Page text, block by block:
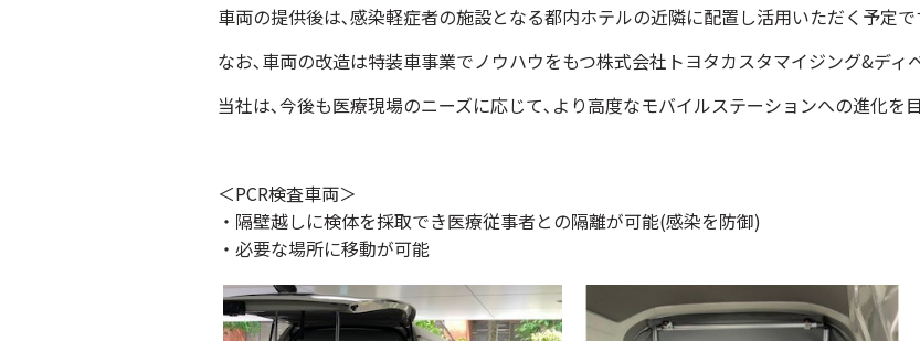
車両の提供後は､感染軽症者の施設となる都内ホテルの近隣に配置し活用いただく予定で
なお､車両の改造は特装車事業でノウハウをもつ株式会社トヨタカスタマイジング&ディ
当社は､今後も医療現場のニーズに応じて､より高度なモバイルステーションへの進化を
＜PCR検査車両＞
・隔壁越しに検体を採取でき医療従事者との隔離が可能(感染を防御)
・必要な場所に移動が可能